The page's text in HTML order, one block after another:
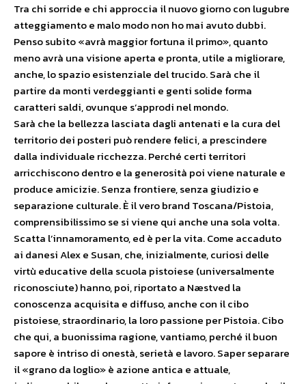
Tra chi sorride e chi approccia il nuovo giorno con lugubre
atteggiamento e malo modo non ho mai avuto dubbi.
Penso subito «avrà maggior fortuna il primo», quanto
meno avrà una visione aperta e pronta, utile a migliorare,
anche, lo spazio esistenziale del trucido. Sarà che il
partire da monti verdeggianti e genti solide forma
caratteri saldi, ovunque s’approdi nel mondo.
Sarà che la bellezza lasciata dagli antenati e la cura del
territorio dei posteri può rendere felici, a prescindere
dalla individuale ricchezza. Perché certi territori
arricchiscono dentro e la generosità poi viene naturale e
produce amicizie. Senza frontiere, senza giudizio e
separazione culturale. È il vero brand Toscana/Pistoia,
comprensibilissimo se si viene qui anche una sola volta.
Scatta l’innamoramento, ed è per la vita. Come accaduto
ai danesi Alex e Susan, che, inizialmente, curiosi delle
virtù educative della scuola pistoiese (universalmente
riconosciute) hanno, poi, riportato a Næstved la
conoscenza acquisita e diffuso, anche con il cibo
pistoiese, straordinario, la loro passione per Pistoia. Cibo
che qui, a buonissima ragione, vantiamo, perché il buon
sapore è intriso di onestà, serietà e lavoro. Saper separare
il «grano da loglio» è azione antica e attuale,